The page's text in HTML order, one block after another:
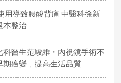
用導致腰酸背痛 中醫科徐新
本整治
科醫生范峻維・內視鏡手術不
期癌變，提高生活品質